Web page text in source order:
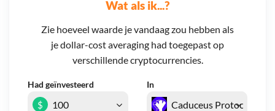
Wat als ik...?
Zie hoeveel waarde je vandaag zou hebben als
je dollar-cost averaging had toegepast op
verschillende cryptocurrencies.
Had geïnvesteerd In
$